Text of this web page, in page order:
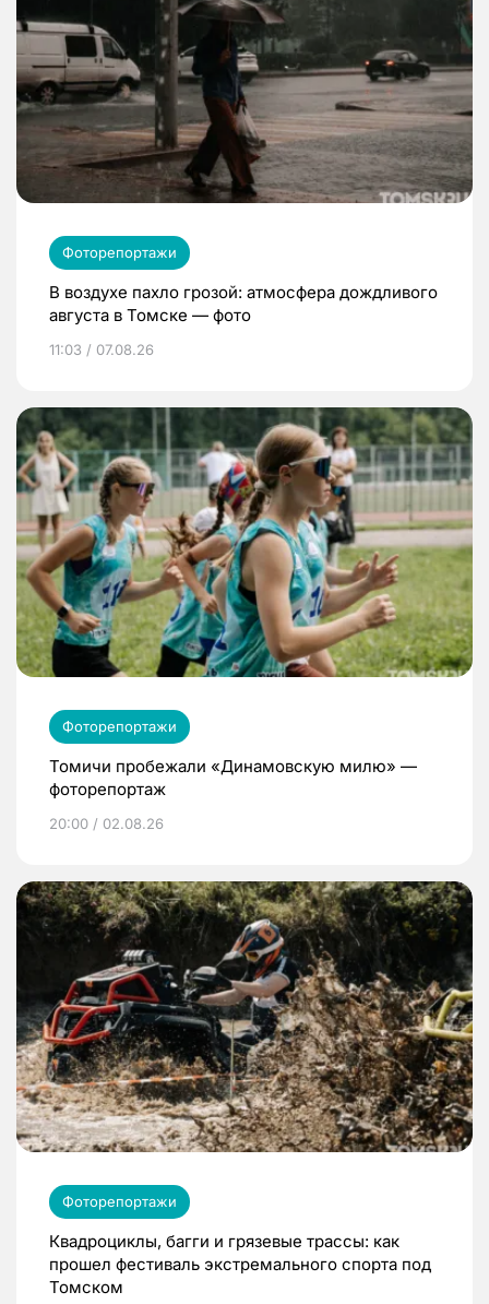
Фоторепортажи
В воздухе пахло грозой: атмосфера дождливого
августа в Томске — фото
11:03 / 07.08.26
Фоторепортажи
Томичи пробежали «Динамовскую милю» —
фоторепортаж
20:00 / 02.08.26
Фоторепортажи
Квадроциклы, багги и грязевые трассы: как
прошел фестиваль экстремального спорта под
Томском